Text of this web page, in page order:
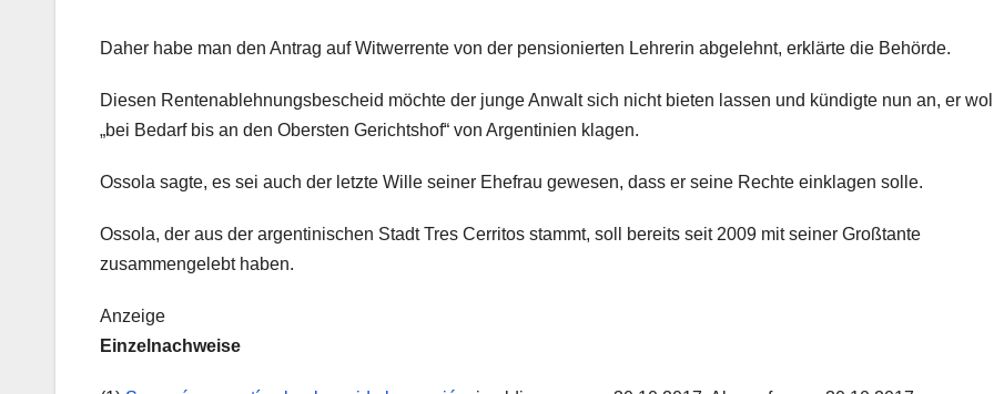
Daher habe man den Antrag auf Witwerrente von der pensionierten Lehrerin abgelehnt, erklärte die Behörde.
Diesen Rentenablehnungsbescheid möchte der junge Anwalt sich nicht bieten lassen und kündigte nun an, er
„bei Bedarf bis an den Obersten Gerichtshof“ von Argentinien klagen.
Ossola sagte, es sei auch der letzte Wille seiner Ehefrau gewesen, dass er seine Rechte einklagen solle.
Ossola, der aus der argentinischen Stadt Tres Cerritos stammt, soll bereits seit 2009 mit seiner Großtante
zusammengelebt haben.
Anzeige
Einzelnachweise